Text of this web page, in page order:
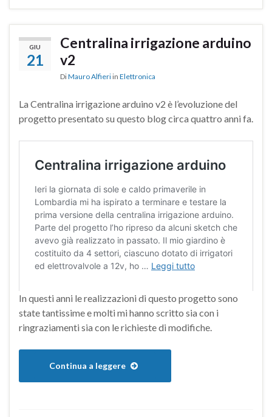
GIU
21
Centralina irrigazione arduino
v2
DiMauro Alfieri in Elettronica
La Centralina irrigazione arduino v2 è l’evoluzione del
progetto presentato su questo blog circa quattro anni fa.
In questi anni le realizzazioni di questo progetto sono
state tantissime e molti mi hanno scritto sia con i
ringraziamenti sia con le richieste di modifiche.
Continua a leggere